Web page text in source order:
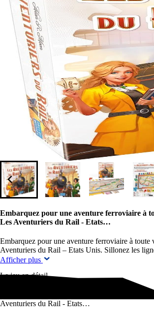
Embarquez pour une aventure ferroviaire à
Les Aventuriers du Rail - Etats…
Embarquez pour une aventure ferroviaire à toute
Aventuriers du Rail – Etats Unis. Sillonez les
Afficher plus
Le jeu en détail
Embarquez pour une aventure ferroviaire à toute
Aventuriers du Rail - Etats…